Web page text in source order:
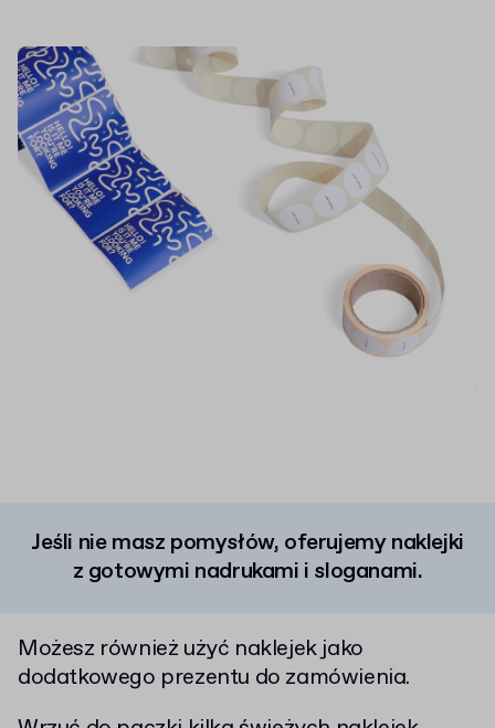
Jeśli nie masz pomysłów, oferujemy naklejki
z gotowymi nadrukami i sloganami.
Możesz również użyć naklejek jako
dodatkowego prezentu do zamówienia.